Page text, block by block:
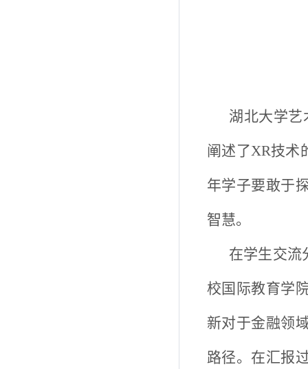
湖北大学艺
阐述了XR技术
年学子要敢于
智慧。
在学生交流
校国际教育学
新对于金融领
路径。在汇报